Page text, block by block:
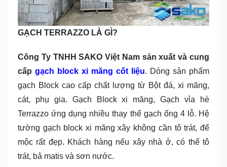
GẠCH TERRAZZO LÀ GÌ?
Công Ty TNHH SAKO Việt Nam sản xuất và cung
cấp gạch block xi măng cốt liệu. Dòng sản phẩm
gạch Block cao cấp chất lượng từ Bột đá, xi măng,
cát, phụ gia. Gạch Block xi măng, Gạch vỉa hè
Terrazzo ứng dụng nhiều thay thế gạch ống 4 lỗ. Hệ
tường gạch block xi măng xây không cần tô trát, để
mộc rất đẹp. Khách hàng nếu xây nhà ở, có thể tô
trát, bả matis và sơn nước.